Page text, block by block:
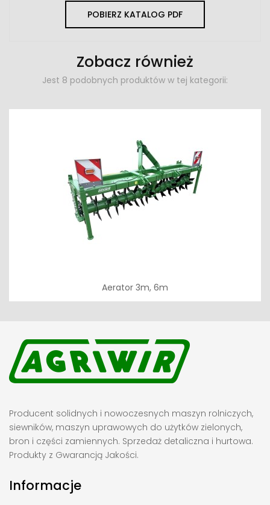
POBIERZ KATALOG PDF
Zobacz również
Jest 8 podobnych produktów w tej kategorii:
Aerator 3m, 6m
Producent solidnych i nowoczesnych maszyn rolniczych,
siewników, maszyn uprawowych do użytków zielonych,
bron i części zamiennych. Sprzedaż detaliczna i hurtowa.
Produkty z Gwarancją Jakości.
Informacje